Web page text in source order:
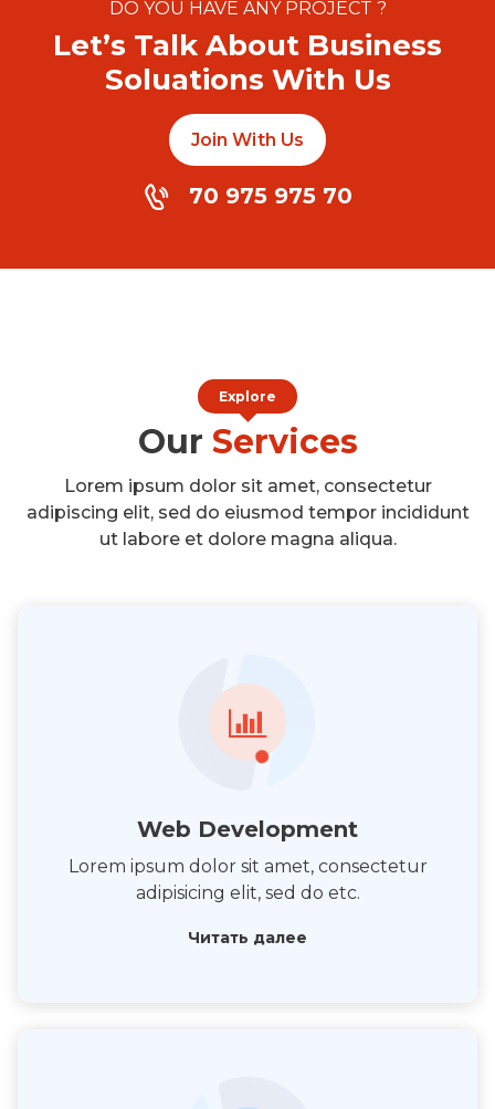
DO YOU HAVE ANY PROJECT ?
Let’s Talk About Business
Soluations With Us
Join With Us
70 975 975 70
Explore
Our Services
Lorem ipsum dolor sit amet, consectetur
adipiscing elit, sed do eiusmod tempor incididunt
ut labore et dolore magna aliqua.
Web Development
Lorem ipsum dolor sit amet, consectetur
adipisicing elit, sed do etc.
Читать далее